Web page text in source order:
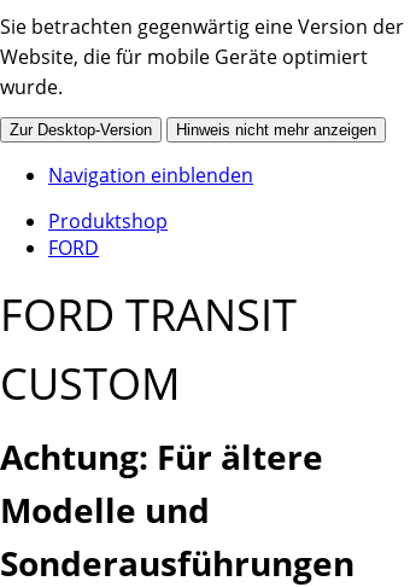
Sie betrachten gegenwärtig eine Version der
Website, die für mobile Geräte optimiert
wurde.
Zur Desktop-Version Hinweis nicht mehr anzeigen
Navigation einblenden
Produktshop
FORD
FORD TRANSIT
CUSTOM
Achtung: Für ältere
Modelle und
Sonderausführungen